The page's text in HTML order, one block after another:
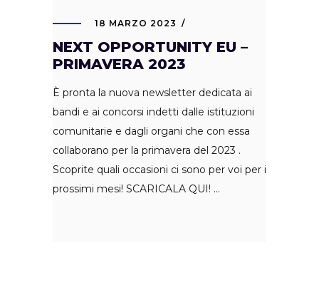
18 MARZO 2023
NEXT OPPORTUNITY EU –
PRIMAVERA 2023
È pronta la nuova newsletter dedicata ai
bandi e ai concorsi indetti dalle istituzioni
comunitarie e dagli organi che con essa
collaborano per la primavera del 2023 .
Scoprite quali occasioni ci sono per voi per i
prossimi mesi! SCARICALA QUI!